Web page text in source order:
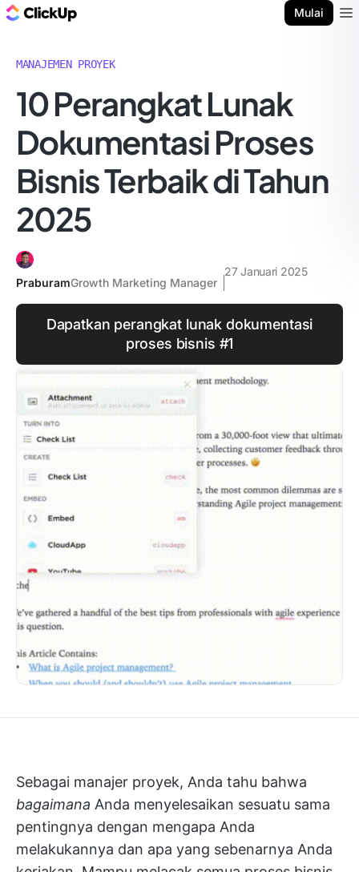
Mulai
MANAJEMEN PROYEK
10 Perangkat Lunak
Dokumentasi Proses
Bisnis Terbaik di Tahun
2025
PraburamGrowth Marketing Manager
27 Januari 2025
Dapatkan perangkat lunak dokumentasi
proses bisnis #1
Sebagai manajer proyek, Anda tahu bahwa
bagaimana Anda menyelesaikan sesuatu sama
pentingnya dengan mengapa Anda
melakukannya dan apa yang sebenarnya Anda